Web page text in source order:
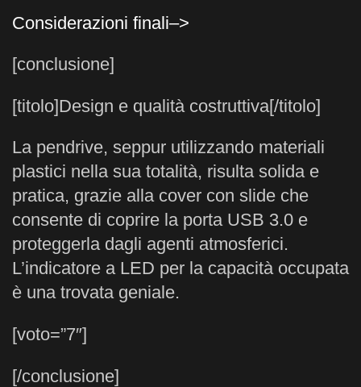
Considerazioni finali–>
[conclusione]
[titolo]Design e qualità costruttiva[/titolo]
La pendrive, seppur utilizzando materiali
plastici nella sua totalità, risulta solida e
pratica, grazie alla cover con slide che
consente di coprire la porta USB 3.0 e
proteggerla dagli agenti atmosferici.
L’indicatore a LED per la capacità occupata
è una trovata geniale.
[voto=”7″]
[/conclusione]